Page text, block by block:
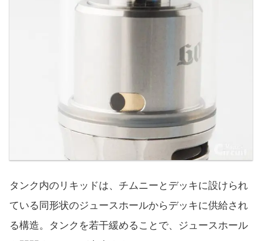
タンク内のリキッドは、チムニーとデッキに設けられ
ている同形状のジュースホールからデッキに供給され
る構造。タンクを若干緩めることで、ジュースホール